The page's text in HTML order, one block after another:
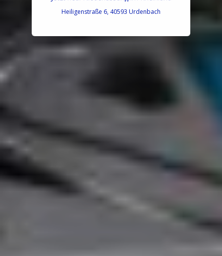
Heiligenstraße 6, 40593 Urdenbach